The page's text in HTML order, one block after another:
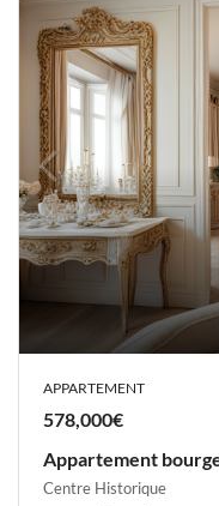
APPARTEMENT
578,000€
Appartement
Centre Historique